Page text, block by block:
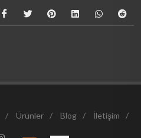
/ Ürünler / Blog / İletişim /